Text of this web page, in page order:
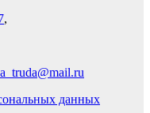
,
данных